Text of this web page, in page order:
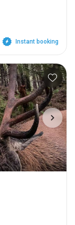
Instant booking